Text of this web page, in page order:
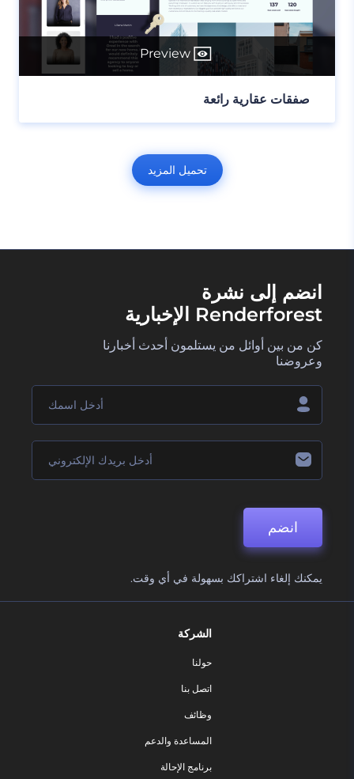
Preview
صفقات عقارية رائعة
تحميل المزيد
انضم إلى نشرة
Renderforest الإخبارية
كن من بين أوائل من يستلمون أحدث أخبارنا
وعروضنا
انضم
يمكنك إلغاء اشتراكك بسهولة في أي وقت.
الشركة
حولنا
اتصل بنا
وظائف
المساعدة والدعم
برنامج الإحالة